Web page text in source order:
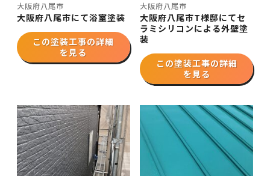
大阪府八尾市
大阪府八尾市にて浴室塗装
この塗装工事の詳細
を見る
大阪府八尾市
大阪府八尾市T様邸にてセ
ラミシリコンによる外壁塗
装
この塗装工事の詳細
を見る